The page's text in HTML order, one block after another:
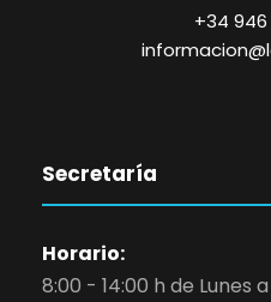
+34
Secretaría
Horario:
8:00 - 14:00 h de Lunes